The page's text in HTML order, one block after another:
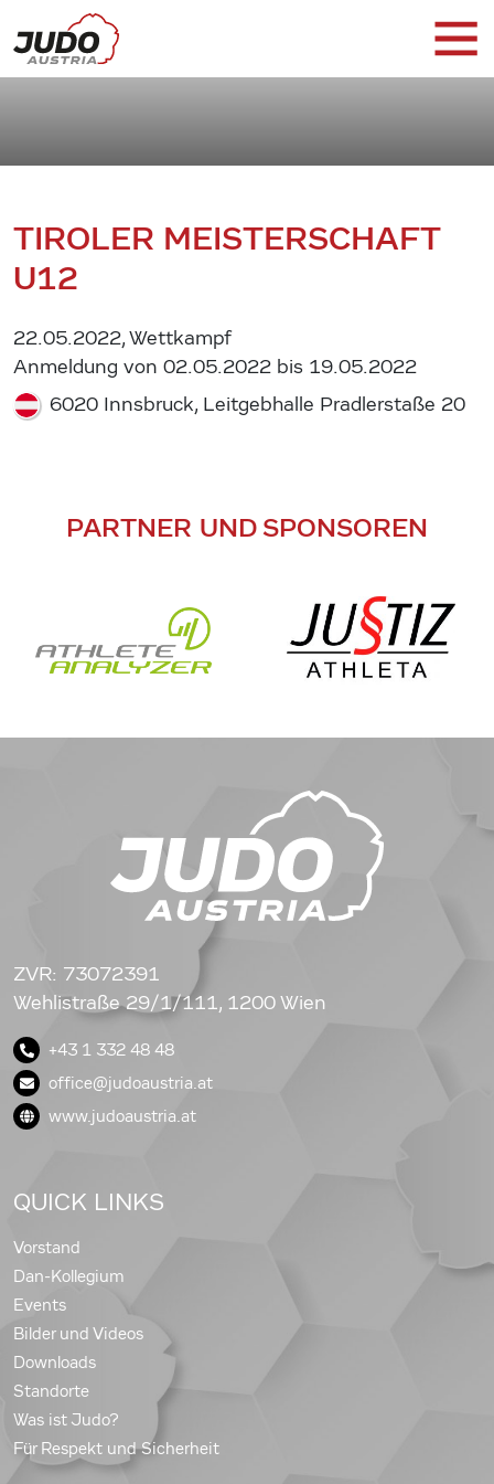
TIROLER MEISTERSCHAFT
U12
22.05.2022, Wettkampf
Anmeldung von 02.05.2022 bis 19.05.2022
6020 Innsbruck, Leitgebhalle Pradlerstaße 20
PARTNER UND SPONSOREN
ZVR: 73072391
Wehlistraße 29/1/111, 1200 Wien
+43 1 332 48 48
office@judoaustria.at
www.judoaustria.at
QUICK LINKS
Vorstand
Dan-Kollegium
Events
Bilder und Videos
Downloads
Standorte
Was ist Judo?
Für Respekt und Sicherheit